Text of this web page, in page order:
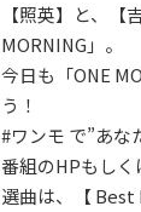
【照英】と、【
MORNING」。
今日も「ONE
う！
#ワンモ で”あな
番組のHPもしく
選曲は、【